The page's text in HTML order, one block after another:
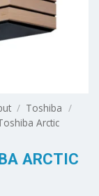
/ Toshiba /
Arctic
ARCTIC